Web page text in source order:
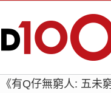
《有Q仔無窮人: 五未